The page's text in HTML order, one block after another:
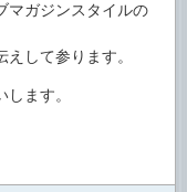
マガジンスタイルの
して参ります。
します。